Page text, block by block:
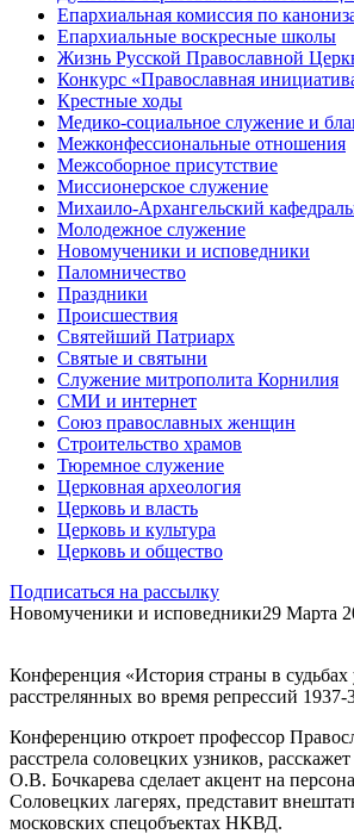
Епархиальная комиссия по
Епархиальные воскресные школы
Жизнь Русской Православной
Конкурс «Православная
Крестные ходы
Медико-социальное служение и
Межконфессиональные отношения
Межсоборное присутствие
Миссионерское служение
Михаило-Архангельский
Молодежное служение
Новомученики и исповедники
Паломничество
Праздники
Происшествия
Святейший Патриарх
Святые и святыни
Служение митрополита Корнилия
СМИ и интернет
Союз православных женщин
Строительство храмов
Тюремное служение
Церковная археология
Церковь и власть
Церковь и культура
Церковь и общество
Подписаться на рассылку
Новомученики и исповедники29 Марта
Конференция «История страны в
расстрелянных во время репрессий 1937-
Конференцию откроет профессор
расстрела соловецких узников,
О.В. Бочкарева сделает акцент на
Соловецких лагерях, представит
московских спецобъектах НКВД.